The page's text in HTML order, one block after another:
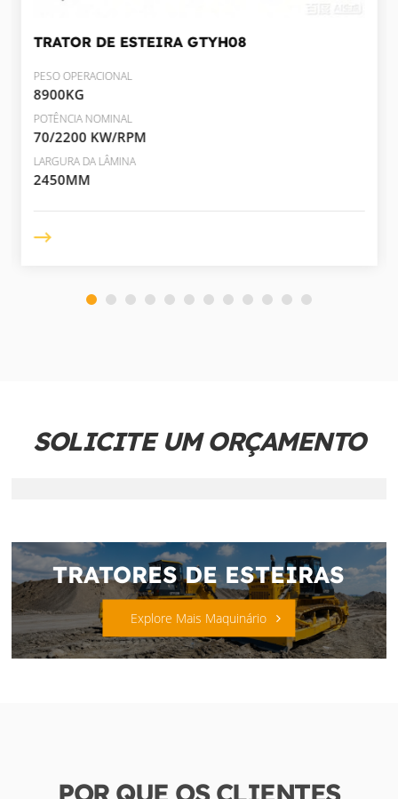
TRATOR DE ESTEIRA GTYH08
PESO OPERACIONAL
8900KG
POTÊNCIA NOMINAL
70/2200 KW/RPM
LARGURA DA LÂMINA
2450MM
SOLICITE UM ORÇAMENTO
TRATORES DE ESTEIRAS
Explore Mais Maquinário